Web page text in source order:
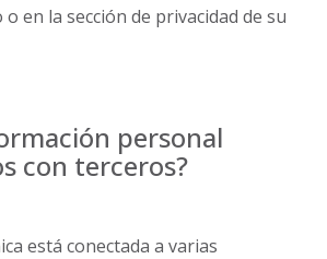
en la sección de privacidad de su
personal
con terceros?
está conectada a varias